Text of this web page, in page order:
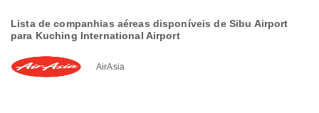
Lista de companhias aéreas disponíveis de Sibu Airport
para Kuching International Airport
AirAsia